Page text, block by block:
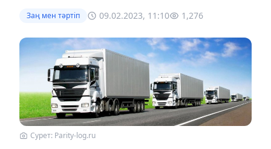
Заң мен тəртіп 09.02.2023, 11:10 1,276
Сурет: Рarity-log.ru